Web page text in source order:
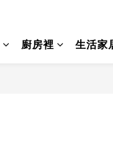
廚房裡 生活家